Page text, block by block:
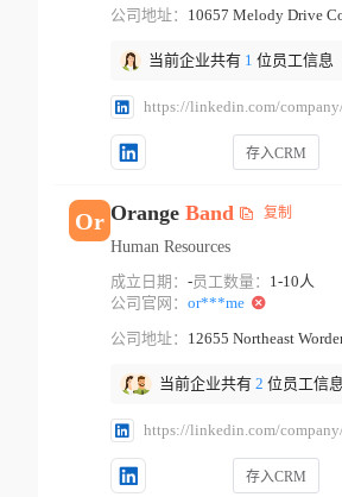
公司地址： 10657 Melody Drive
当前企业共有 1 位员工信息
https://linkedin.com/
存入CRM
Or Orange Band 复制
Human Resources
成立日期： -员工数量： 1-10人
公司官网： or***me
公司地址：
当前企业共有 2 位员工信息
https://linkedin.com/
存入CRM